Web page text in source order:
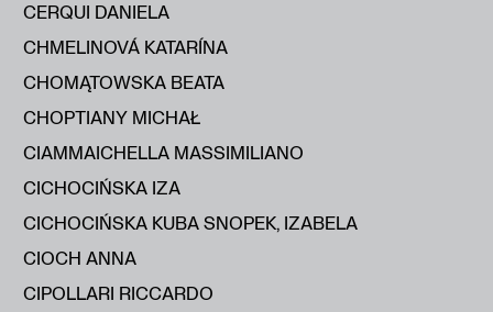
CERQUI DANIELA
CHMELINOVÁ KATARÍNA
CHOMĄTOWSKA BEATA
CHOPTIANY MICHAŁ
CIAMMAICHELLA MASSIMILIANO
CICHOCIŃSKA IZA
CICHOCIŃSKA KUBA SNOPEK, IZABELA
CIOCH ANNA
CIPOLLARI RICCARDO